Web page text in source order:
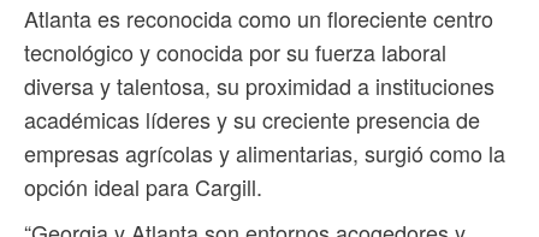
Atlanta es reconocida como un floreciente centro
tecnológico y conocida por su fuerza laboral
diversa y talentosa, su proximidad a instituciones
académicas líderes y su creciente presencia de
empresas agrícolas y alimentarias, surgió como la
opción ideal para Cargill.